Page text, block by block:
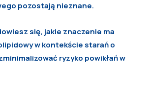
pozostają nieznane.
się, jakie znaczenie ma
w kontekście starań o
ryzyko powikłań w